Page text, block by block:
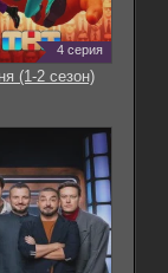
4 серия
(1-2 сезон)